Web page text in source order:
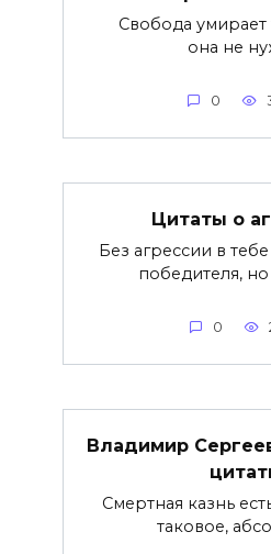
Свобода умирает
она не
0
Цитаты о
Без агрессии в
победителя,
0
Владимир
Смертная казнь
таковое,